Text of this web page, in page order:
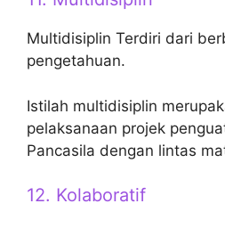
Multidisiplin Terdiri dari
pengetahuan.
Istilah multidisiplin
pelaksanaan projek
Pancasila dengan lintas
12. Kolaboratif